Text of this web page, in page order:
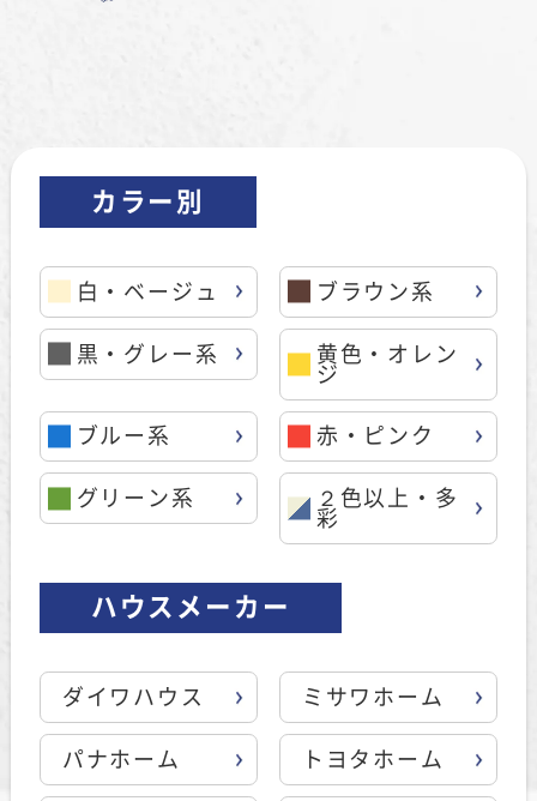
カラー別
白・ベージュ ブラウン系
黒・グレー系
黄色・オレン
ジ
ブルー系 赤・ピンク
グリーン系
２色以上・多
彩
ハウスメーカー
ダイワハウス ミサワホーム
パナホーム トヨタホーム